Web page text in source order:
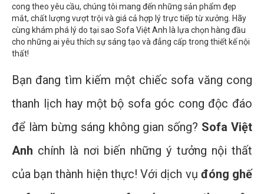
cong theo yêu cầu, chúng tôi mang đến những sản phẩm đẹp
mắt, chất lượng vượt trội và giá cả hợp lý trực tiếp từ xưởng. Hãy
cùng khám phá lý do tại sao Sofa Việt Anh là lựa chọn hàng đầu
cho những ai yêu thích sự sáng tạo và đẳng cấp trong thiết kế nội
thất!
Bạn đang tìm kiếm một chiếc sofa văng cong
thanh lịch hay một bộ sofa góc cong độc đáo
để làm bừng sáng không gian sống? Sofa Việt
Anh chính là nơi biến những ý tưởng nội thất
của bạn thành hiện thực! Với dịch vụ đóng ghế